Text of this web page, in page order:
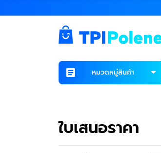
หมวดหมู่สินค้า
ใบเสนอราคา